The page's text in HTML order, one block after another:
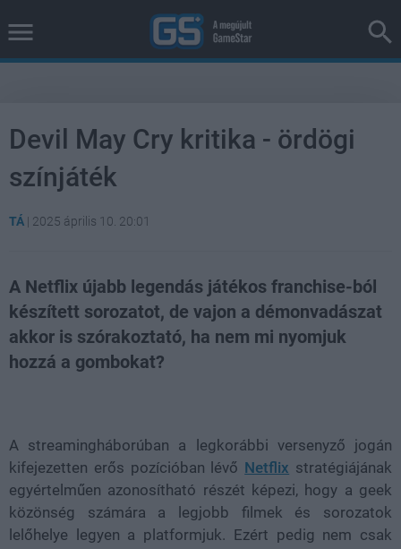
Devil May Cry kritika - ördögi
színjáték
TÁ | 2025 április 10. 20:01
A Netflix újabb legendás játékos franchise-ból
készített sorozatot, de vajon a démonvadászat
akkor is szórakoztató, ha nem mi nyomjuk
hozzá a gombokat?
A streamingháborúban a legkorábbi versenyző jogán
kifejezetten erős pozícióban lévő Netflix stratégiájának
egyértelműen azonosítható részét képezi, hogy a geek
közönség számára a legjobb filmek és sorozatok
lelőhelye legyen a platformjuk. Ezért pedig nem csak